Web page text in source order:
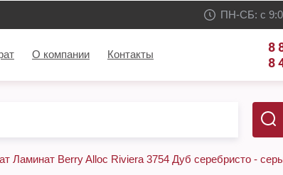
ПН-СБ: с
О компании Контакты
8
8
Ламинат Berry Alloc Riviera 3754 Дуб серебристо -